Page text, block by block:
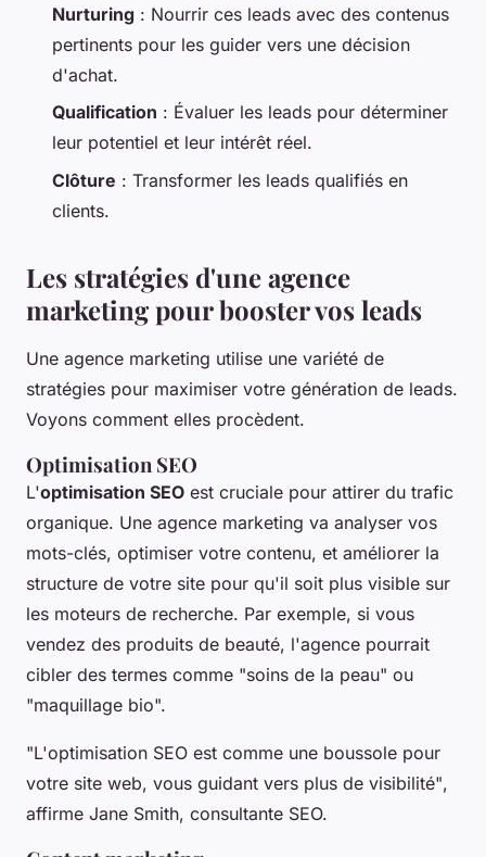
Nurturing : Nourrir ces leads avec des contenus
pertinents pour les guider vers une décision
d'achat.
Qualification : Évaluer les leads pour déterminer
leur potentiel et leur intérêt réel.
Clôture : Transformer les leads qualifiés en
clients.
Les stratégies d'une agence
marketing pour booster vos leads
Une agence marketing utilise une variété de
stratégies pour maximiser votre génération de leads.
Voyons comment elles procèdent.
Optimisation SEO
L'optimisation SEO est cruciale pour attirer du trafic
organique. Une agence marketing va analyser vos
mots-clés, optimiser votre contenu, et améliorer la
structure de votre site pour qu'il soit plus visible sur
les moteurs de recherche. Par exemple, si vous
vendez des produits de beauté, l'agence pourrait
cibler des termes comme "soins de la peau" ou
"maquillage bio".
"L'optimisation SEO est comme une boussole pour
votre site web, vous guidant vers plus de visibilité",
affirme Jane Smith, consultante SEO.